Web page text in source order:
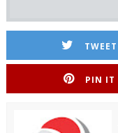
TWEET
PIN IT